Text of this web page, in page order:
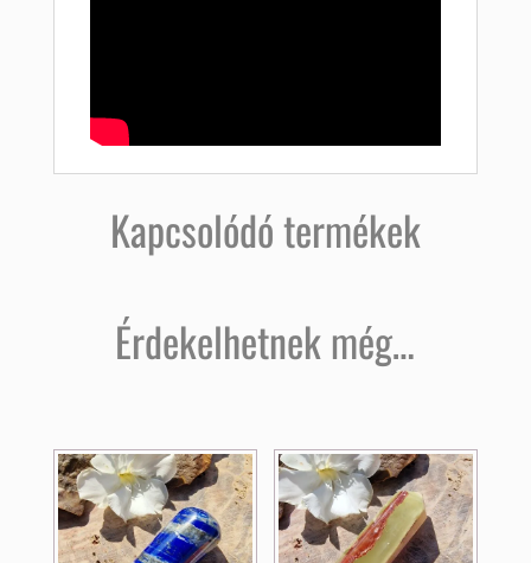
Kapcsolódó termékek
Érdekelhetnek még…